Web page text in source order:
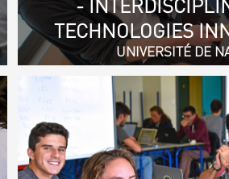
-
TECHNOLOGIES
UNIVERSITÉ DE